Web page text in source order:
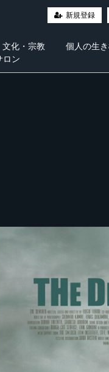
新規登録
文化・宗教
個人の生
ロン